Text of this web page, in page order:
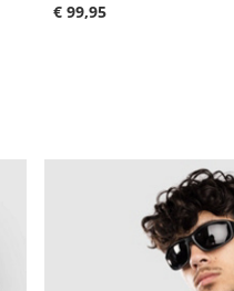
€ 99,95